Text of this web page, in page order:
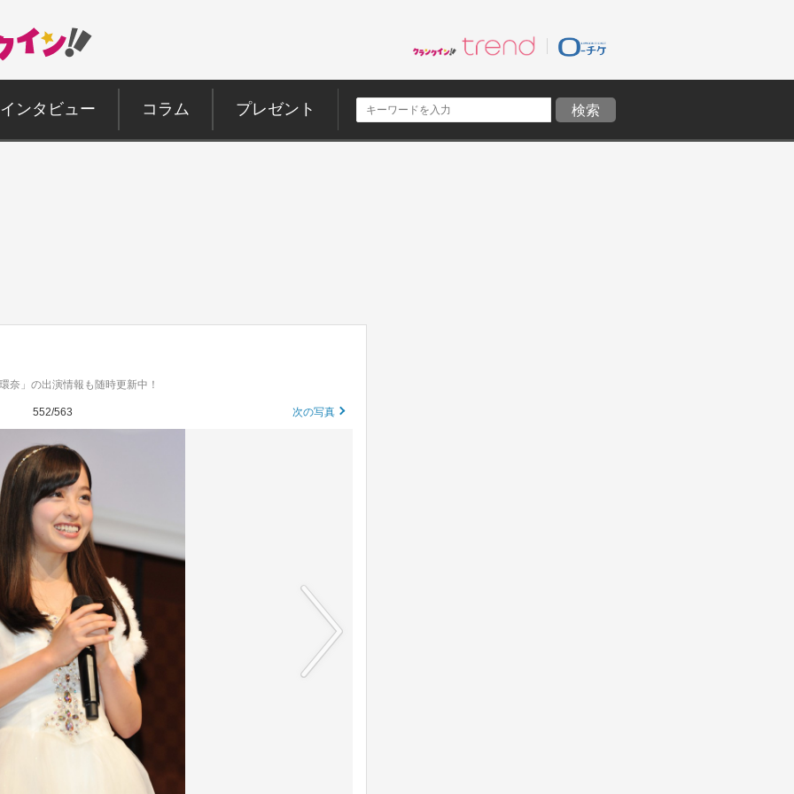
インタビュー コラム プレゼント
奈」の出演情報も随時更新中！
552/563 次の写真